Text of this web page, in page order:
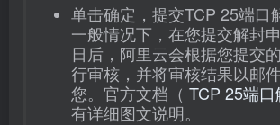
单击确定，提交TCP 25端口
一般情况下，在您提交解封
日后，阿里云会根据您提交
行审核，并将审核结果以邮
您。官方文档（ TCP 25端
有详细图文说明。